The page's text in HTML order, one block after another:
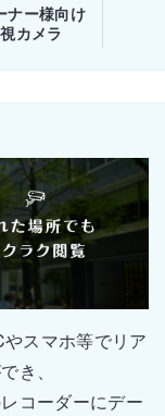
ナー様向け
カメラ
スマホ等でリア
き、
コーダーにデー